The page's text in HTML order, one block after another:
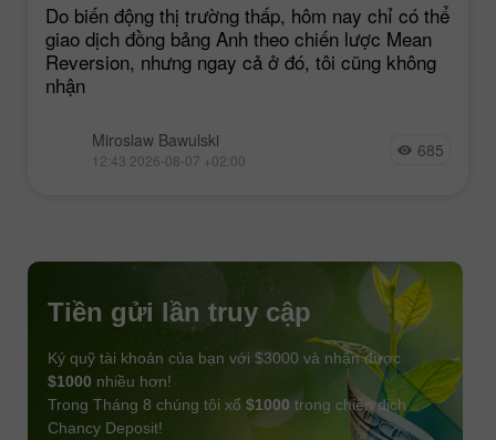
Do biến động thị trường thấp, hôm nay chỉ có thể
giao dịch đồng bảng Anh theo chiến lược Mean
Reversion, nhưng ngay cả ở đó, tôi cũng không
nhận
Miroslaw Bawulski
12:43 2026-08-07 +02:00 685
Tiền gửi lần truy cập
Ký quỹ tài khoản của bạn với $3000 và nhận được
$1000 nhiều hơn!
Trong Tháng 8 chúng tôi xổ $1000 trong chiến dịch
Chancy Deposit!